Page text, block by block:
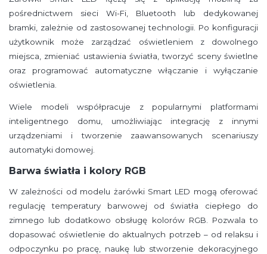
pośrednictwem sieci Wi-Fi, Bluetooth lub dedykowanej
bramki, zależnie od zastosowanej technologii. Po konfiguracji
użytkownik może zarządzać oświetleniem z dowolnego
miejsca, zmieniać ustawienia światła, tworzyć sceny świetlne
oraz programować automatyczne włączanie i wyłączanie
oświetlenia.
Wiele modeli współpracuje z popularnymi platformami
inteligentnego domu, umożliwiając integrację z innymi
urządzeniami i tworzenie zaawansowanych scenariuszy
automatyki domowej.
Barwa światła i kolory RGB
W zależności od modelu żarówki Smart LED mogą oferować
regulację temperatury barwowej od światła ciepłego do
zimnego lub dodatkowo obsługę kolorów RGB. Pozwala to
dopasować oświetlenie do aktualnych potrzeb – od relaksu i
odpoczynku po pracę, naukę lub stworzenie dekoracyjnego